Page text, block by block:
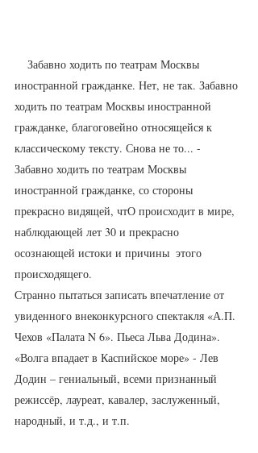
иностранной гражданке. Нет, не так. Забавно
ходить по театрам Москвы иностранной
гражданке, благоговейно относящейся к
классическому тексту. Снова не то... -
Забавно ходить по театрам Москвы
иностранной гражданке, со стороны
прекрасно видящей, чтО происходит в мире,
наблюдающей лет 30 и прекрасно
осознающей истоки и причины  этого
происходящего.
Странно пытаться записать впечатление от
увиденного внеконкурсного спектакля «А.П.
Чехов «Палата N 6». Пьеса Льва Додина».
«Волга впадает в Каспийское море» - Лев
Додин – гениальный, всеми признанный
режиссёр, лауреат, кавалер, заслуженный,
народный, и т.д., и т.п.